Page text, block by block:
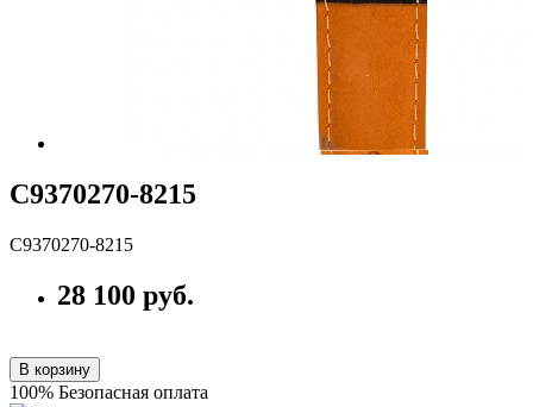
С9370270-8215
С9370270-8215
28 100 руб.
В корзину
100% Безопасная оплата